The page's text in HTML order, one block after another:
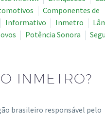
Componentes de
Informativo Inmetro
Potência Sonora
INMETRO?
brasileiro responsável pelo